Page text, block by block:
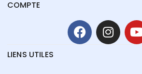
COMPTE
LIENS UTILES